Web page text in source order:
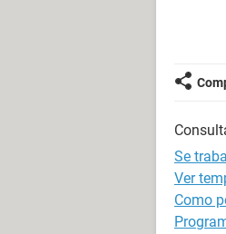
Se
Ver
Como